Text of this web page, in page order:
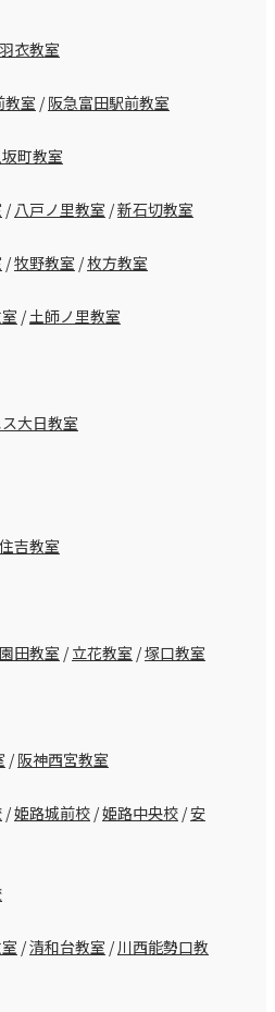
羽衣教室
教室 /阪急富田駅前教室
町教室
/八戸ノ里教室 /新石切教室
/牧野教室 /枚方教室
/土師ノ里教室
大日教室
住吉教室
園田教室 /立花教室 /塚口教室
/阪神西宮教室
/姫路城前校 /姫路中央校 /安
/清和台教室 /川西能勢口教